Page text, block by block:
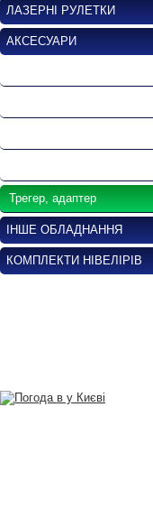
ЛАЗЕРНІ РУЛЕТКИ
АКСЕСУАРИ
Трегер, адаптер
ІНШЕ ОБЛАДНАННЯ
КОМПЛЕКТИ НІВЕЛІРІВ